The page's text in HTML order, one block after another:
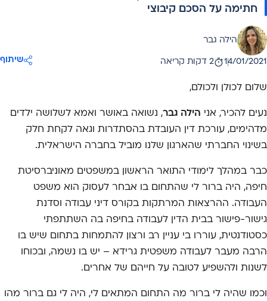
חתימה על הסכם קיבוצי
מאת: הילה גבר
תאריך פרסום:
14/01/2021 2 דקות קריאה שיתוף
שלום לכולן ולכולם,
נעים להכיר, אני הילה גבר, נשואה באושר ואמא לשלושה ילדים
מדהימים, עורכת דין העובדת בהסתדרות וגאה לקחת חלק
בשינוי החברתי שהארגון שלנו מוביל בחברה הישראלית.
כבר במהלך לימודי התואר הראשון במשפטים מאוניברסיטת
חיפה, היה ברור לי שהתחום בו אבחר לעסוק הוא משפט
העבודה. ההרצאות המרתקות בקורס דיני עבודה וסדנת
גישור-פישור בבית הדין לעבודה בחיפה בה השתתפתי
כסטודנטית, עוררו בי עניין רב ורצון להתמחות בתחום שיש בו
הרבה מעבר לעבודה משפטית גרידא – יש בו נשמה, ובכוחו
לשנות ולהשפיע לטובה על חייהם של אחרים.
וכמו שהיה לי ברור מה התחום המתאים לי, היה לי גם ברור מהו